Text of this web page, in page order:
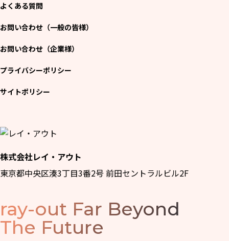
株式会社レイ・アウト
東京都中央区湊3丁目3番2号 前田セントラルビル2F
よくある質問
お問い合わせ（一般の皆様）
お問い合わせ（企業様）
プライバシーポリシー
サイトポリシー
ray-out Far Beyond
The Future